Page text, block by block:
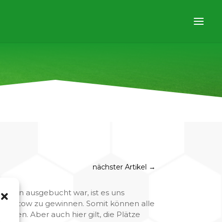
nächster Artikel →
ausgebucht war, ist es uns
Gatow zu gewinnen. Somit können alle
Aber auch hier gilt, die Plätze